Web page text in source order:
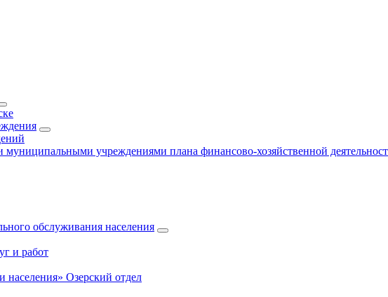
учреждениями плана финансово-хозяйственной
обслуживания населения
и работ
Озерский отдел